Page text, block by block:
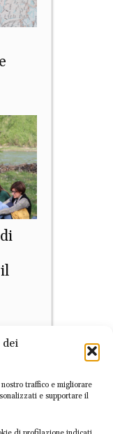
dei
traffico e migliorare
e supportare il